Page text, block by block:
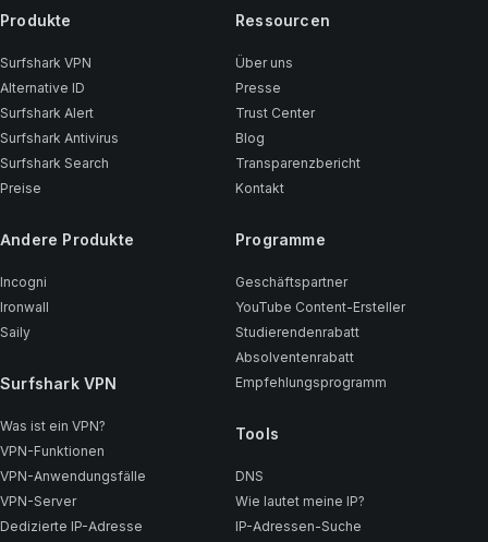
Produkte
Surfshark VPN
Alternative ID
Surfshark Alert
Surfshark Antivirus
Surfshark Search
Preise
Andere Produkte
Incogni
Ironwall
Saily
Surfshark VPN
Was ist ein VPN?
VPN-Funktionen
VPN-Anwendungsfälle
VPN-Server
Dedizierte IP-Adresse
Ressourcen
Über uns
Presse
Trust Center
Blog
Transparenzbericht
Kontakt
Programme
Geschäftspartner
YouTube Content-Ersteller
Studierendenrabatt
Absolventenrabatt
Empfehlungsprogramm
Tools
DNS
Wie lautet meine IP?
IP-Adressen-Suche